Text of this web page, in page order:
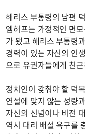
해리스 부통령의 남편
엠허프는 가정적인 면
가 됐고 해리스 부통령
경력이 있는 자신의 인
으로 유권자들에게 친
정치인이 갖춰야 할 덕
연설에 맞지 않는 성량
자신의 신념이나 비전
역시 대리 배설 욕구를